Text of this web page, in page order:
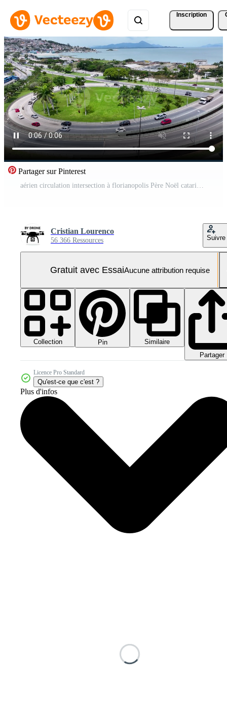
Inscription
Partager sur Pinterest
aérien circulation intersection à florianopolis Père Noël catarina dans Brésil.. bâtiment circulation. Vidéo Pro
Cristian Lourenco
56 366 Ressources Suivre
Gratuit avec EssaiAucune attribution requise
Collection Pin
Similaire
Partager
Licence Pro Standard
Qu'est-ce que c'est ?
Plus d'infos